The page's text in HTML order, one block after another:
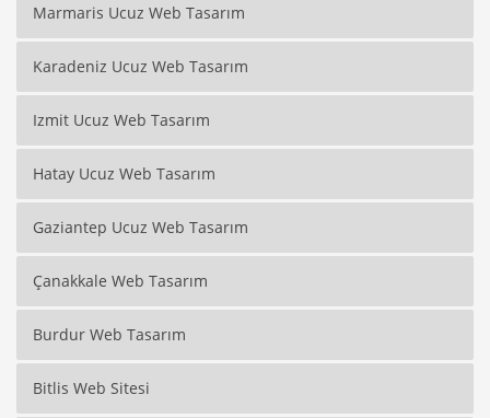
Marmaris Ucuz Web Tasarım
Karadeniz Ucuz Web Tasarım
Izmit Ucuz Web Tasarım
Hatay Ucuz Web Tasarım
Gaziantep Ucuz Web Tasarım
Çanakkale Web Tasarım
Burdur Web Tasarım
Bitlis Web Sitesi